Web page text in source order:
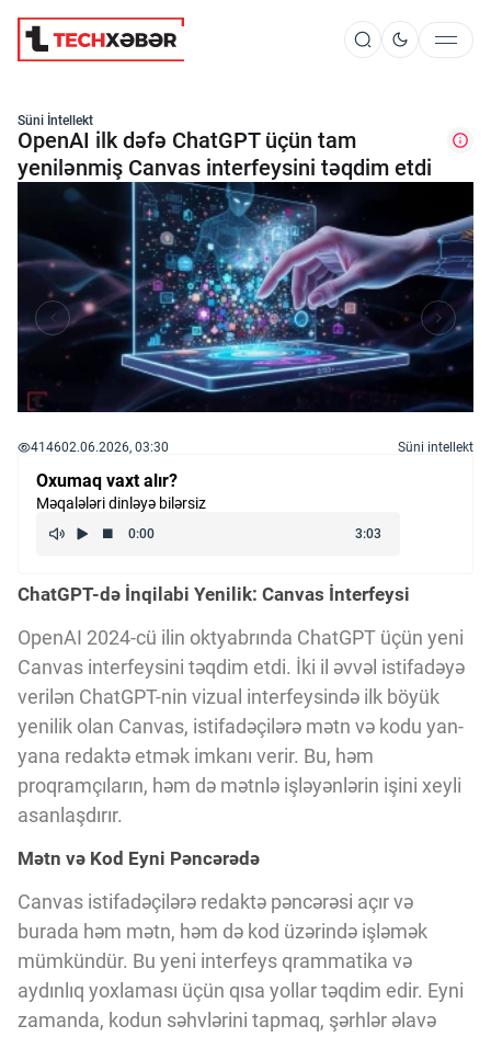
Süni İntellekt
Elm və Kosmos
Texnoloji İnkişaf
İnnovasiya və Startaplar
Robot və Cihazlar
Kriptovalyuta
ÇƏRƏZLƏR SİYASƏTİ
İSTIFADƏ ŞƏRTLƏRİ
MƏXFİLİK SİYASƏTİ
Haqqımızda
Vizyoner Baxışı
Innovasiya Bələdçisi
Süni İntellekt
OpenAI ilk dəfə ChatGPT üçün tam
yenilənmiş Canvas interfeysini təqdim etdi
414602.06.2026, 03:30 Süni intellekt
Oxumaq vaxt alır?
Məqalələri dinləyə bilərsiz
ChatGPT-də İnqilabi Yenilik: Canvas İnterfeysi
OpenAI 2024-cü ilin oktyabrında ChatGPT üçün yeni
Canvas interfeysini təqdim etdi. İki il əvvəl istifadəyə
verilən ChatGPT-nin vizual interfeysində ilk böyük
yenilik olan Canvas, istifadəçilərə mətn və kodu yan-
yana redaktə etmək imkanı verir. Bu, həm
proqramçıların, həm də mətnlə işləyənlərin işini xeyli
asanlaşdırır.
Mətn və Kod Eyni Pəncərədə
Canvas istifadəçilərə redaktə pəncərəsi açır və
burada həm mətn, həm də kod üzərində işləmək
mümkündür. Bu yeni interfeys qrammatika və
aydınlıq yoxlaması üçün qısa yollar təqdim edir. Eyni
zamanda, kodun səhvlərini tapmaq, şərhlər əlavə